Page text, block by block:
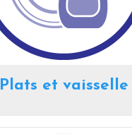
Plats et vaisselle